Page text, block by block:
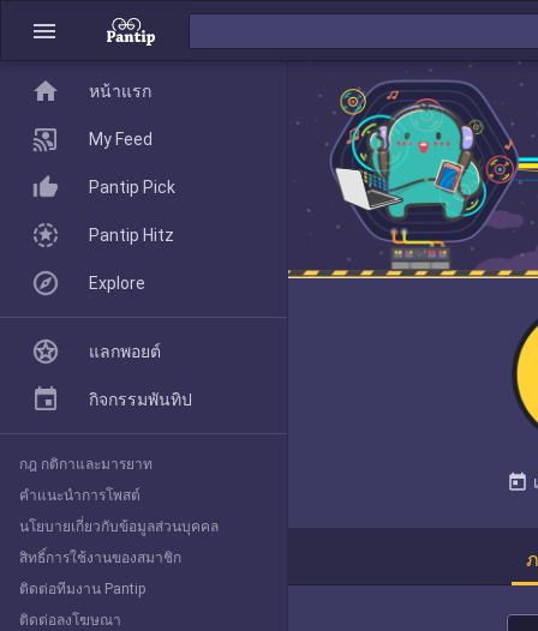
menu
today
home
Pantip Pick
Explore
home หน้าแรก
My Feed
Pantip Pick
Pantip Hitz
Explore
แลกพอยต์
กิจกรรมพันทิป
กฎ กติกาและมารยาท
คำแนะนำการโพสต์
นโยบายเกี่ยวกับข้อมูลส่วนบุคคล
สิทธิ์การใช้งานของสมาชิก
ติดต่อทีมงาน Pantip
ติดต่อลงโฆษณา